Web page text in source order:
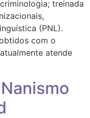
treinada
(PNL).
com o
atende